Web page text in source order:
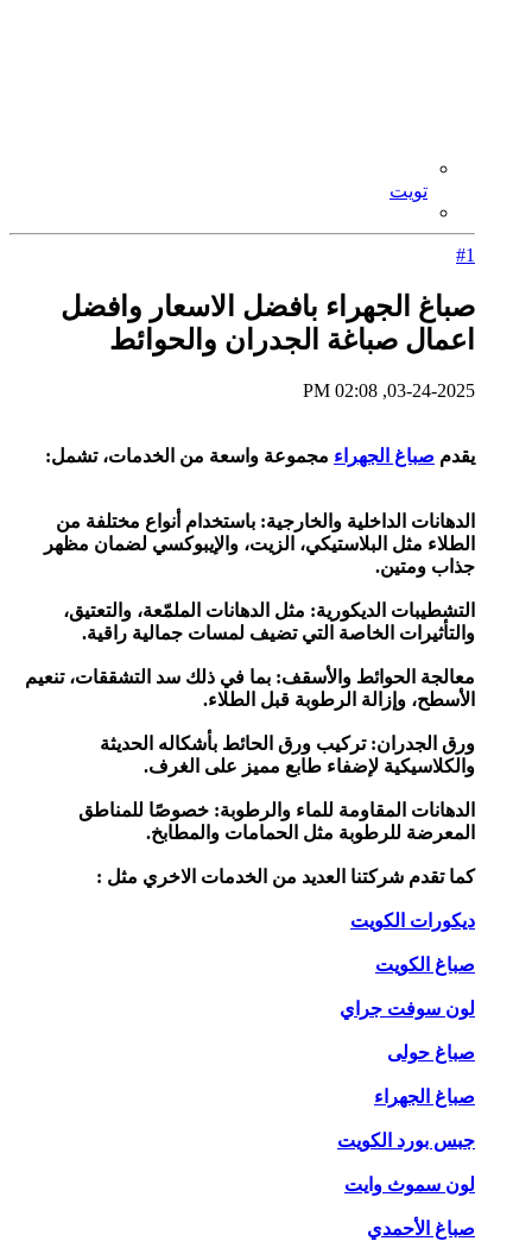
تويت
#1
صباغ الجهراء بافضل الاسعار وافضل
اعمال صباغة الجدران والحوائط
03-24-2025, 02:08 PM
يقدم صباغ الجهراء مجموعة واسعة من الخدمات، تشمل:
الدهانات الداخلية والخارجية: باستخدام أنواع مختلفة من
الطلاء مثل البلاستيكي، الزيت، والإيبوكسي لضمان مظهر
جذاب ومتين.
التشطيبات الديكورية: مثل الدهانات الملمّعة، والتعتيق،
والتأثيرات الخاصة التي تضيف لمسات جمالية راقية.
معالجة الحوائط والأسقف: بما في ذلك سد التشققات، تنعيم
الأسطح، وإزالة الرطوبة قبل الطلاء.
ورق الجدران: تركيب ورق الحائط بأشكاله الحديثة
والكلاسيكية لإضفاء طابع مميز على الغرف.
الدهانات المقاومة للماء والرطوبة: خصوصًا للمناطق
المعرضة للرطوبة مثل الحمامات والمطابخ.
كما تقدم شركتنا العديد من الخدمات الاخري مثل :
ديكورات الكويت
صباغ الكويت
لون سوفت جراي
صباغ حولى
صباغ الجهراء
جبس بورد الكويت
لون سموث وايت
صباغ الأحمدي